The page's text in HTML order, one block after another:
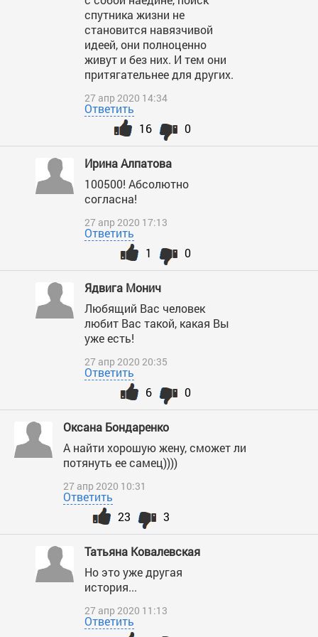
спутника жизни не
становится навязчивой
идеей, они полноценно
живут и без них. И тем они
притягательнее для других.
27 апр 2020 14:34
Ответить
0
16
Ирина Алпатова
100500! Абсолютно
согласна!
27 апр 2020 17:13
Ответить
0
1
Ядвига Монич
Любящий Вас человек
любит Вас такой, какая Вы
уже есть!
27 апр 2020 20:35
Ответить
0
6
Оксана Бондаренко
А найти хорошую жену, сможет ли
потянуть ее самец))))
27 апр 2020 10:31
Ответить
3
23
Татьяна Ковалевская
Но это уже другая
история...
27 апр 2020 11:13
Ответить